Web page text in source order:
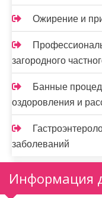
Ожирение и
загородного
Банные
оздоровления и
заболеваний
Информация